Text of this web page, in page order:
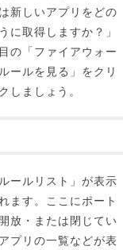
新しいアプリをどの
に取得しますか？」
の「ファイアウォー
ールを見る」をクリ
しましょう。
ルールリスト」が表示
ます。ここにポート
放・または閉じてい
プリの一覧などが表